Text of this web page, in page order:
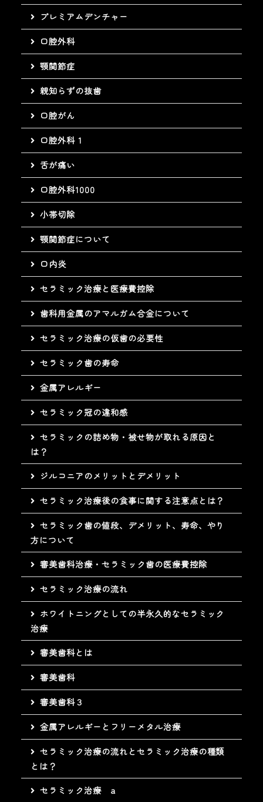
プレミアムデンチャー
口腔外科
顎関節症
親知らずの抜歯
口腔がん
口腔外科 1
舌が痛い
口腔外科1000
小帯切除
顎関節症について
口内炎
セラミック治療と医療費控除
歯科用金属のアマルガム合金について
セラミック治療の仮歯の必要性
セラミック歯の寿命
金属アレルギー
セラミック冠の違和感
セラミックの詰め物・被せ物が取れる原因と
は？
ジルコニアのメリットとデメリット
セラミック治療後の食事に関する注意点とは？
セラミック歯の値段、デメリット、寿命、やり
方について
審美歯科治療・セラミック歯の医療費控除
セラミック治療の流れ
ホワイトニングとしての半永久的なセラミック
治療
審美歯科とは
審美歯科
審美歯科３
金属アレルギーとフリーメタル治療
セラミック治療の流れとセラミック治療の種類
とは？
セラミック治療 a